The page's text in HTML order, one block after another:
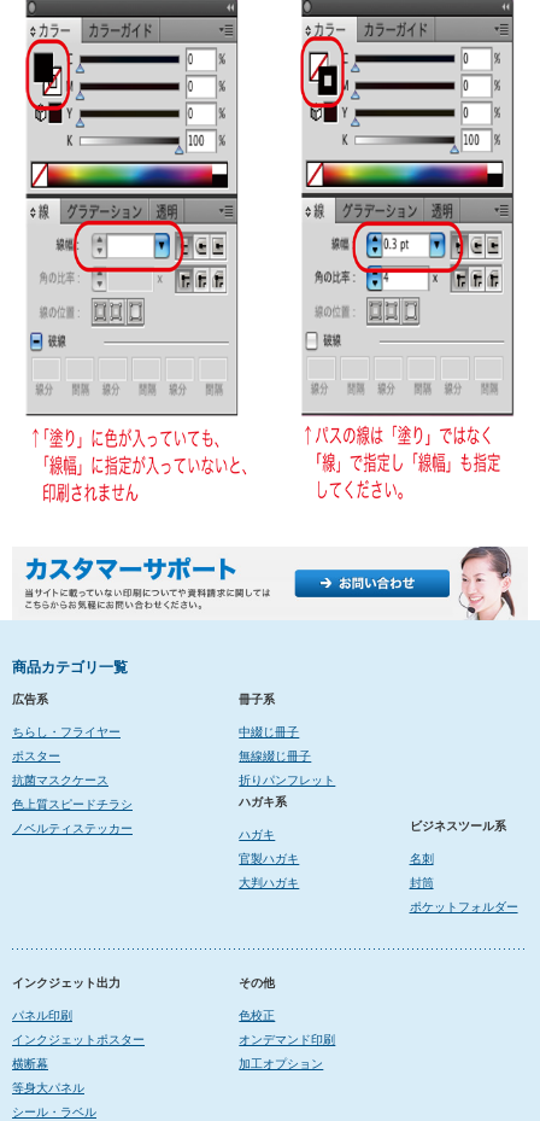
商品カテゴリ一覧
広告系
ちらし・フライヤー
ポスター
抗菌マスクケース
色上質スピードチラシ
ノベルティステッカー
冊子系
中綴じ冊子
無線綴じ冊子
折りパンフレット
ハガキ系
ハガキ
官製ハガキ
大判ハガキ
ビジネスツール系
名刺
封筒
ポケットフォルダー
インクジェット出力
パネル印刷
インクジェットポスター
横断幕
等身大パネル
シール・ラベル
その他
色校正
オンデマンド印刷
加工オプション